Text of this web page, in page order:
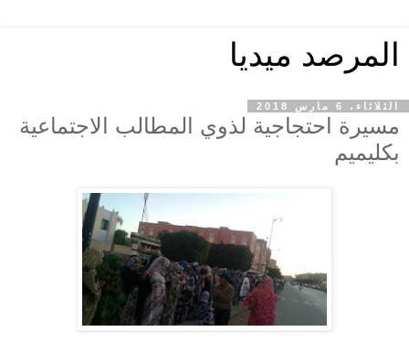
المرصد ميديا
الثلاثاء، 6 مارس 2018
مسيرة احتجاجية لذوي المطالب الاجتماعية
بكليميم